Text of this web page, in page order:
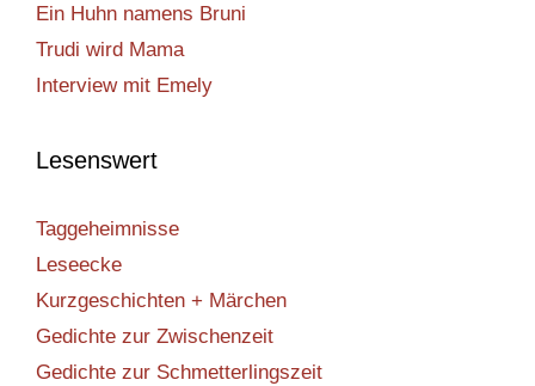
Ein Huhn namens Bruni
Trudi wird Mama
Interview mit Emely
Lesenswert
Taggeheimnisse
Leseecke
Kurzgeschichten + Märchen
Gedichte zur Zwischenzeit
Gedichte zur Schmetterlingszeit